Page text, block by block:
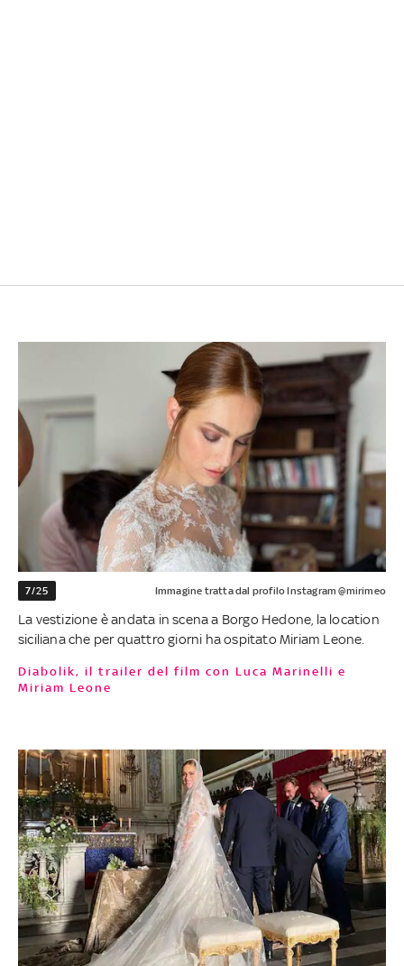
7/25 Immagine tratta dal profilo Instagram @mirimeo
La vestizione è andata in scena a Borgo Hedone, la location
siciliana che per quattro giorni ha ospitato Miriam Leone.
Diabolik, il trailer del film con Luca Marinelli e
Miriam Leone